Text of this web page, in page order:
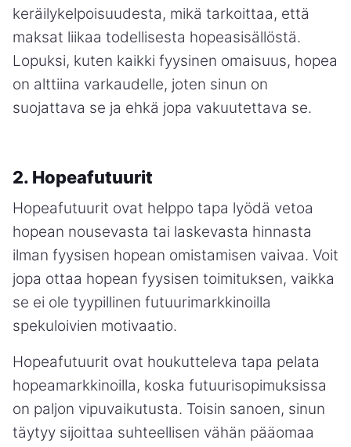
keräilykelpoisuudesta, mikä tarkoittaa, että
maksat liikaa todellisesta hopeasisällöstä.
Lopuksi, kuten kaikki fyysinen omaisuus, hopea
on alttiina varkaudelle, joten sinun on
suojattava se ja ehkä jopa vakuutettava se.
2. Hopeafutuurit
Hopeafutuurit ovat helppo tapa lyödä vetoa
hopean nousevasta tai laskevasta hinnasta
ilman fyysisen hopean omistamisen vaivaa. Voit
jopa ottaa hopean fyysisen toimituksen, vaikka
se ei ole tyypillinen futuurimarkkinoilla
spekuloivien motivaatio.
Hopeafutuurit ovat houkutteleva tapa pelata
hopeamarkkinoilla, koska futuurisopimuksissa
on paljon vipuvaikutusta. Toisin sanoen, sinun
täytyy sijoittaa suhteellisen vähän pääomaa